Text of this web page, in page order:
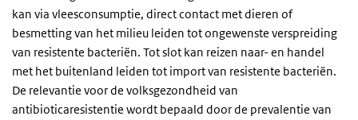
kan via vleesconsumptie, direct contact met dieren of
besmetting van het milieu leiden tot ongewenste verspreiding
van resistente bacteriën. Tot slot kan reizen naar- en handel
met het buitenland leiden tot import van resistente bacteriën.
De relevantie voor de volksgezondheid van
antibioticaresistentie wordt bepaald door de prevalentie van